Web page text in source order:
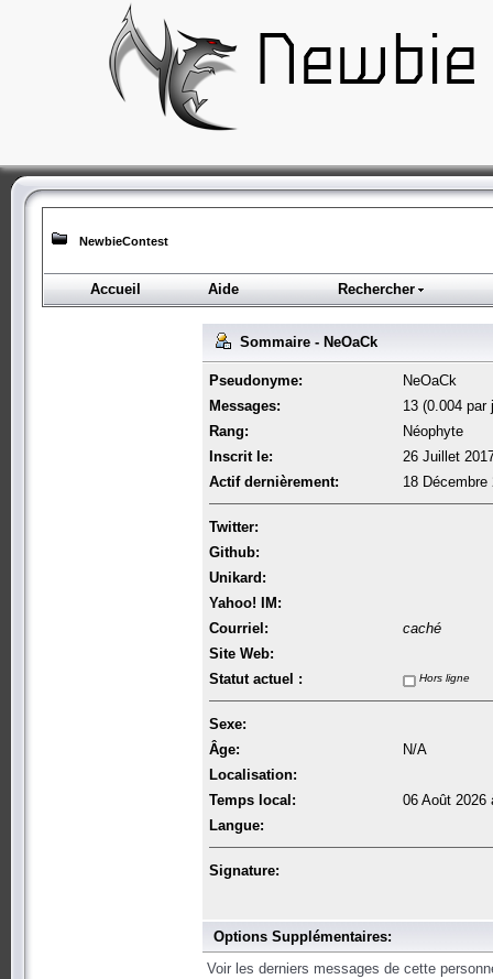
NewbieContest
Accueil Aide Rechercher
Sommaire - NeOaCk
Pseudonyme:
NeOaCk
Messages:
13 (0.004 par
Rang:
Néophyte
Inscrit le:
26 Juillet
Actif dernièrement:
18 Décembre
Twitter:
Github:
Unikard:
Yahoo! IM:
Courriel:
caché
Site Web:
Statut actuel :
Hors ligne
Sexe:
Âge:
N/A
Localisation:
Temps local:
06 Août 2026
Langue:
Signature:
Options Supplémentaires:
Voir les derniers messages de cette